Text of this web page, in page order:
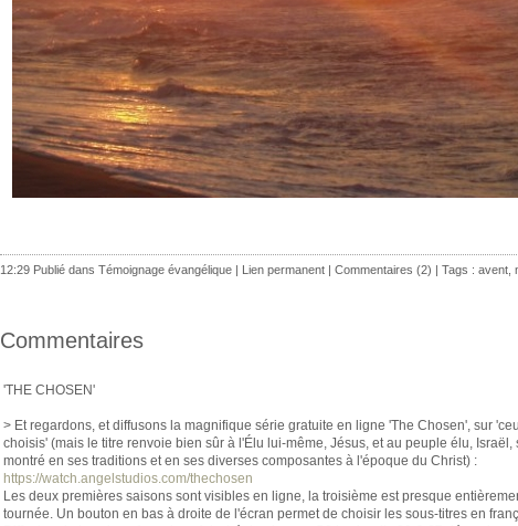
12:29 Publié dans Témoignage évangélique Lien permanent Commentaires (2) | Tags : avent
Commentaires
'THE CHOSEN'
> Et regardons, et diffusons la magnifique série gratuite en ligne 'The Chosen', sur
choisis' (mais le titre renvoie bien sûr à l'Élu lui-même, Jésus, et au peuple élu, Israël,
montré en ses traditions et en ses diverses composantes à l'époque du Christ) :
https://watch.angelstudios.com/thechosen
Les deux premières saisons sont visibles en ligne, la troisième est presque
tournée. Un bouton en bas à droite de l'écran permet de choisir les sous-titres en